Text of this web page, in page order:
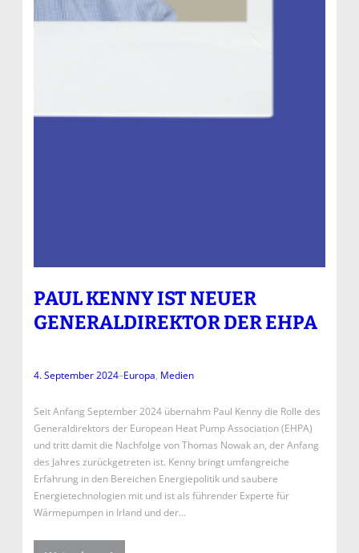
PAUL KENNY IST NEUER
GENERALDIREKTOR DER EHPA
4. September 2024–Europa, Medien
Seit Anfang September 2024 übernahm Paul Kenny die Rolle des
Generaldirektors der European Heat Pump Association (EHPA)
und tritt damit die Nachfolge von Thomas Nowak an, der Anfang
des Jahres zurückgetreten ist. Kenny bringt umfangreiche
Erfahrung in den Bereichen Energiepolitik und saubere
Energietechnologien mit und ist als führender Experte für
Wärmepumpen in Irland und der…